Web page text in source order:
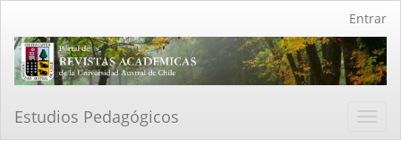
Contenido
principal
Barra
Entrar
Estudios Pedagógicos